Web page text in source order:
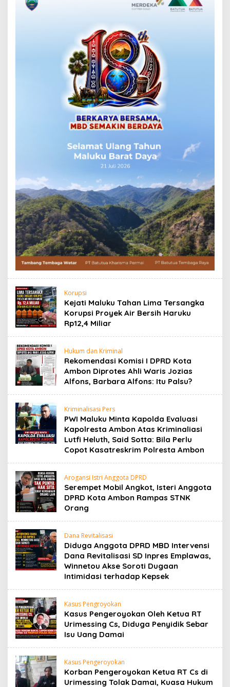
Korupsi
Kejati Maluku Tahan Lima Tersangka
Korupsi Proyek Air Bersih Haruku
Rp12,4 Miliar
Hukum dan Kriminal
Rekomendasi Komisi I DPRD Kota
Ambon Diprotes Ahli Waris Jozias
Alfons, Barbara Alfons: Itu Palsu?
Kriminalisasi Pers
PWI Maluku Minta Kapolda Evaluasi
Kapolresta Ambon Atas Kriminaliasi
Lutfi Heluth, Said Sotta: Bila Perlu
Copot Kasatreskrim Polresta Ambon
Arogansi Istri Anggota DPRD
Serempet Mobil Angkot, Isteri Anggota
DPRD Kota Ambon Rampas STNK
Orang
Dana Revitalisasi
Diduga Anggota DPRD MBD Intervensi
Dana Revitalisasi SD Inpres Emplawas,
Winnetou Akse Soroti Dugaan
Intimidasi terhadap Kepsek
Kasus Pengroyokan
Kasus Pengeroyokan Oleh Ketua RT
Urimessing Cs, Diduga Penyidik Sebar
Isu Uang Damai
Kasus Pengeroyokan
Korban Pengeroyokan Ketua RT Cs di
Urimessing Tolak Damai, Kuasa Hukum